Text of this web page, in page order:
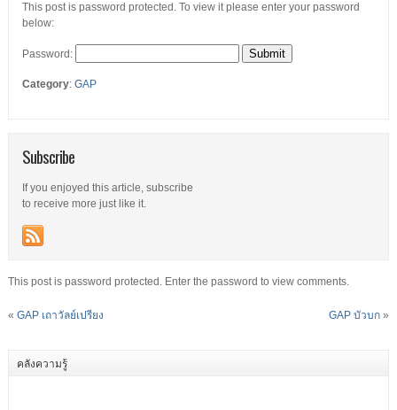
This post is password protected. To view it please enter your password
below:
Password:
Category: GAP
Subscribe
If you enjoyed this article, subscribe
to receive more just like it.
This post is password protected. Enter the password to view comments.
« GAP เถาวัลย์เปรียง GAP บัวบก »
คลังความรู้